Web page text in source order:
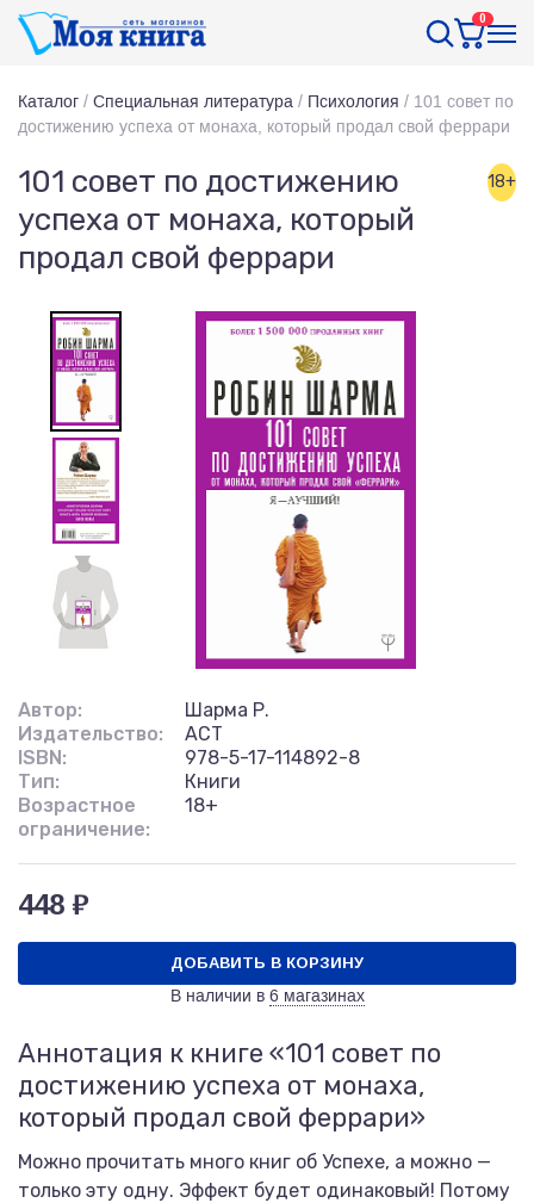
0
Каталог / Специальная литература / Психология / 101 совет по
достижению успеха от монаха, который продал свой феррари
101 совет по достижению
успеха от монаха, который
продал свой феррари
18+
Автор:
Шарма Р.
Издательство:
АСТ
ISBN:
978-5-17-114892-8
Тип:
Книги
Возрастное
ограничение:
18+
448 ₽
ДОБАВИТЬ В КОРЗИНУ
В наличии в 6 магазинах
Аннотация к книге «101 совет по
достижению успеха от монаха,
который продал свой феррари»
Можно прочитать много книг об Успехе, а можно —
только эту одну. Эффект будет одинаковый! Потому